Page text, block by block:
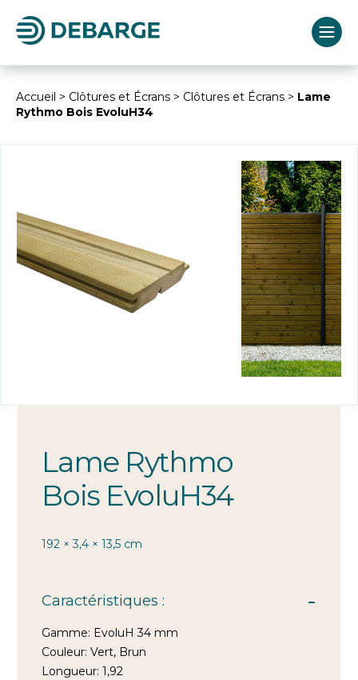
Accueil > Clôtures et Écrans > Clôtures et Écrans > Lame
Rythmo Bois EvoluH34
Lame Rythmo
Bois EvoluH34
192 × 3,4 × 13,5 cm
Caractéristiques :
Gamme: EvoluH 34 mm
Couleur: Vert, Brun
Longueur: 1,92